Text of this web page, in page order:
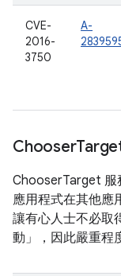
CVE-
2016-
3750
A-
Chooser
ChooserTarget 服
應用程式在其他應
讓有心人士不必取
動」，因此嚴重程